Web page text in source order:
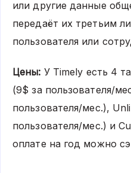
или другие данные
передаёт их третьим
пользователя или
Цены: У Timely есть 4
(9$ за пользователя/
пользователя/мес.),
пользователя/мес.) и
оплате на год можно